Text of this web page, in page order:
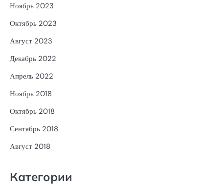
Ноябрь 2023
Октябрь 2023
Август 2023
Декабрь 2022
Апрель 2022
Ноябрь 2018
Октябрь 2018
Сентябрь 2018
Август 2018
Категории